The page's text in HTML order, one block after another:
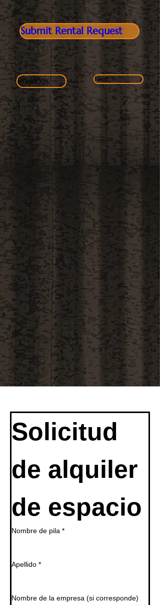
Submit Rental Request
Previous Next
Solicitud
de alquiler
de espacio
Nombre de pila *
Apellido *
Nombre de la empresa (si corresponde)